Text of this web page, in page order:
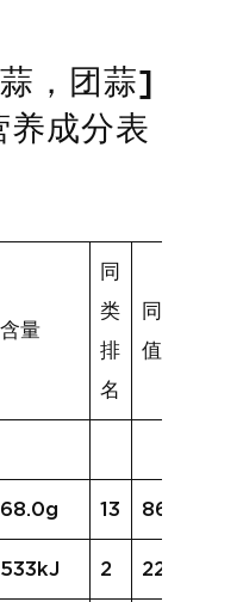
，团蒜]
养成分表
含量
同
类
排
名
同类均
值
68.0g 13 86.2g
533kJ 2 229kJ